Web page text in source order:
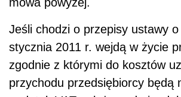
Jeśli chodzi o przepisy ustawy
stycznia 2011 r. wejdą w życie
zgodnie z którymi do kosztów
przychodu przedsiębiorcy będą